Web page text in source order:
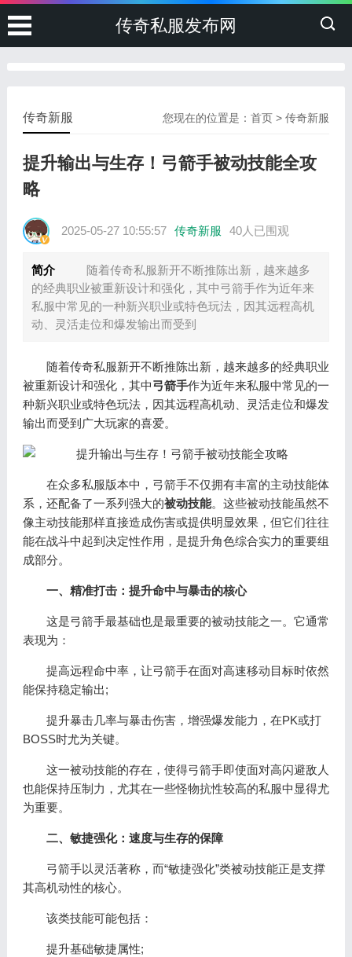
传奇私服发布网
您现在的位置是：首页 >传奇新服
传奇新服
提升输出与生存！弓箭手被动技能全攻
略
2025-05-27 10:55:57 传奇新服 40人已围观
简介
随着传奇私服新开不断推陈出新，越来越多
的经典职业被重新设计和强化，其中弓箭手作为近年来
私服中常见的一种新兴职业或特色玩法，因其远程高机
动、灵活走位和爆发输出而受到
随着传奇私服新开不断推陈出新，越来越多的经典职业
被重新设计和强化，其中弓箭手作为近年来私服中常见的一
种新兴职业或特色玩法，因其远程高机动、灵活走位和爆发
输出而受到广大玩家的喜爱。
在众多私服版本中，弓箭手不仅拥有丰富的主动技能体
系，还配备了一系列强大的被动技能。这些被动技能虽然不
像主动技能那样直接造成伤害或提供明显效果，但它们往往
能在战斗中起到决定性作用，是提升角色综合实力的重要组
成部分。
一、精准打击：提升命中与暴击的核心
这是弓箭手最基础也是最重要的被动技能之一。它通常
表现为：
提高远程命中率，让弓箭手在面对高速移动目标时依然
能保持稳定输出;
提升暴击几率与暴击伤害，增强爆发能力，在PK或打
BOSS时尤为关键。
这一被动技能的存在，使得弓箭手即使面对高闪避敌人
也能保持压制力，尤其在一些怪物抗性较高的私服中显得尤
为重要。
二、敏捷强化：速度与生存的保障
弓箭手以灵活著称，而“敏捷强化”类被动技能正是支撑
其高机动性的核心。
该类技能可能包括：
提升基础敏捷属性;